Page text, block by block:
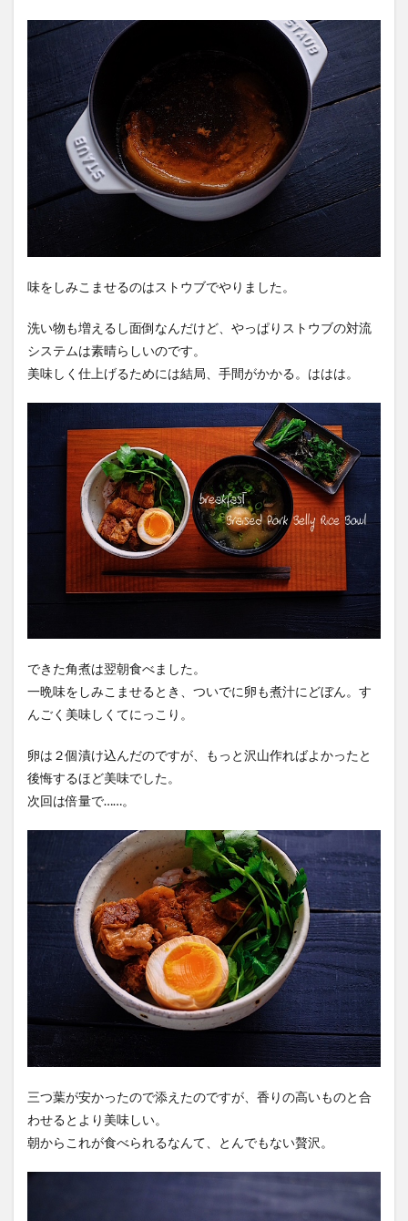
味をしみこませるのはストウブでやりました。
洗い物も増えるし面倒なんだけど、やっぱりストウブの対流
システムは素晴らしいのです。
美味しく仕上げるためには結局、手間がかかる。ははは。
できた角煮は翌朝食べました。
一晩味をしみこませるとき、ついでに卵も煮汁にどぼん。す
んごく美味しくてにっこり。
卵は２個漬け込んだのですが、もっと沢山作ればよかったと
後悔するほど美味でした。
次回は倍量で……。
三つ葉が安かったので添えたのですが、香りの高いものと合
わせるとより美味しい。
朝からこれが食べられるなんて、とんでもない贅沢。